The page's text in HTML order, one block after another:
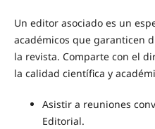
Un editor asociado es un
académicos que garanticen
la revista. Comparte con el
la calidad científica y
Asistir a reuniones
Editorial.